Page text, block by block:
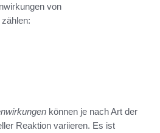
von
zählen:
können je nach Art der
Reaktion variieren. Es ist